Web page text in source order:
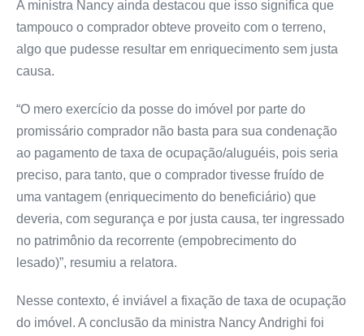
A ministra Nancy ainda destacou que isso significa que
tampouco o comprador obteve proveito com o terreno,
algo que pudesse resultar em enriquecimento sem justa
causa.
“O mero exercício da posse do imóvel por parte do
promissário comprador não basta para sua condenação
ao pagamento de taxa de ocupação/aluguéis, pois seria
preciso, para tanto, que o comprador tivesse fruído de
uma vantagem (enriquecimento do beneficiário) que
deveria, com segurança e por justa causa, ter ingressado
no patrimônio da recorrente (empobrecimento do
lesado)”, resumiu a relatora.
Nesse contexto, é inviável a fixação de taxa de ocupação
do imóvel. A conclusão da ministra Nancy Andrighi foi